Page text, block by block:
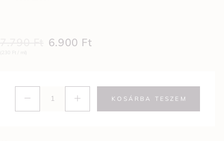
6.900 Ft
(230 Ft / ml)
KOSÁRBA TESZEM